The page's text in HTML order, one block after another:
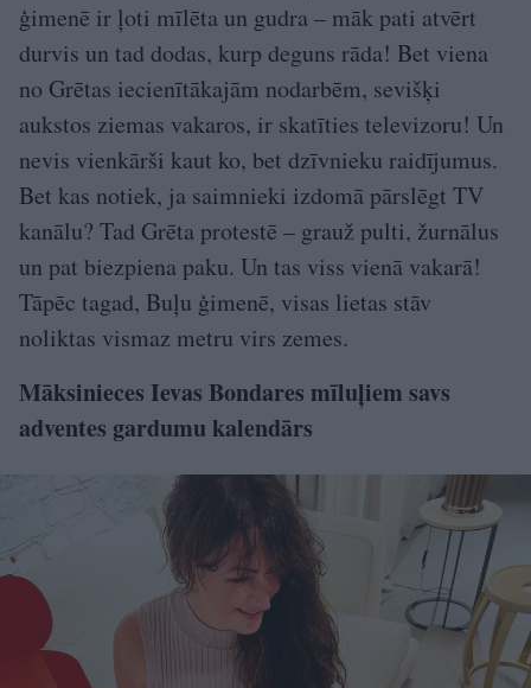
ģimenē ir ļoti mīlēta un gudra – māk pati atvērt
durvis un tad dodas, kurp deguns rāda! Bet viena
no Grētas iecienītākajām nodarbēm, sevišķi
aukstos ziemas vakaros, ir skatīties televizoru! Un
nevis vienkārši kaut ko, bet dzīvnieku raidījumus.
Bet kas notiek, ja saimnieki izdomā pārslēgt TV
kanālu? Tad Grēta protestē – grauž pulti, žurnālus
un pat biezpiena paku. Un tas viss vienā vakarā!
Tāpēc tagad, Buļu ģimenē, visas lietas stāv
noliktas vismaz metru virs zemes.
Māksinieces Ievas Bondares mīluļiem savs
adventes gardumu kalendārs